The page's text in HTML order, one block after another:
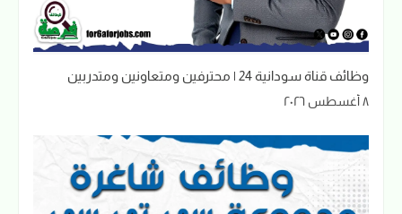
وظائف قناة سودانية 24 | محترفين ومتعاونين ومتدربين
٨ أغسطس ٢٠٢٦